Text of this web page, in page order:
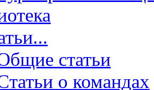
статьи
о командах